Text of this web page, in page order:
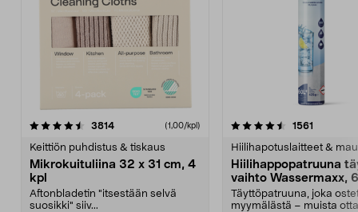
3814arvostelut (1,00/kpl)
Keittiön puhdistus & tiskaus
Mikrokuituliina 32 x 31 cm, 4
kpl
Aftonbladetin "itsestään selvä
suosikki" siiv...
4.5viidestä
1561
Hiilihapotuslaitteet &
Hiilihappopatruuna
vaihto Wassermaxx,
Täyttöpatruuna, joka
myymälästä – muista
4.5viidestä